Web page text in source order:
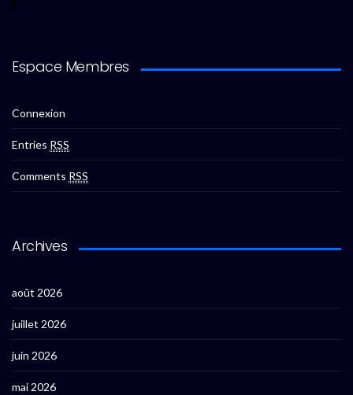
Espace Membres
Connexion
Entries RSS
Comments RSS
Archives
août 2026
juillet 2026
juin 2026
mai 2026